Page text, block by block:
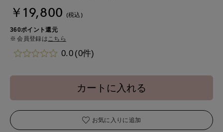
￥19,800 (税込)
360ポイント還元
会員登録はこちら
0.0 (0件)
カートに入れる
お気に入りに追加